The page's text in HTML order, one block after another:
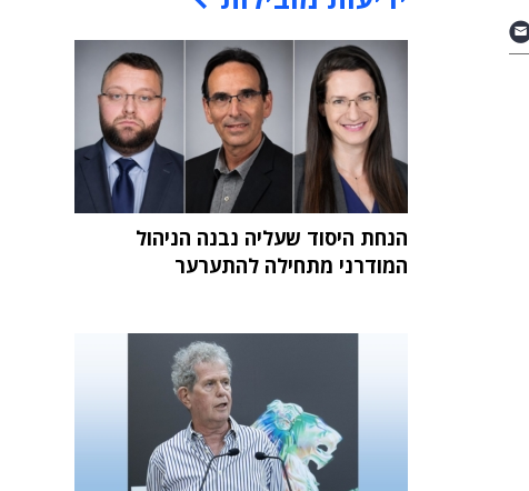
הנחת היסוד שעליה נבנה הניהול
המודרני מתחילה להתערער